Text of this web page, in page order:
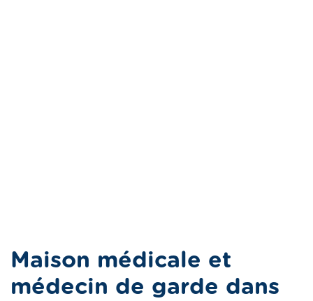
Maison médicale et
médecin de garde dans